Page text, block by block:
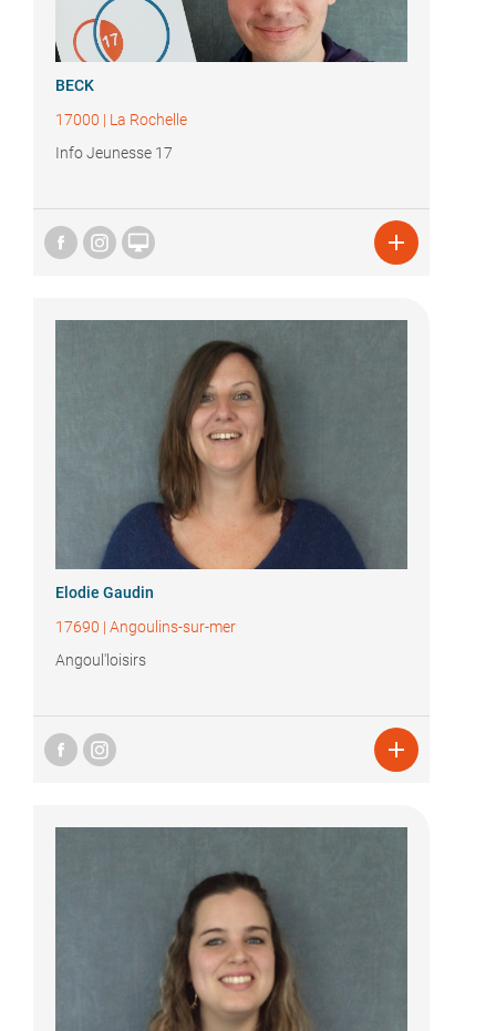
BECK
17000 | La Rochelle
Info Jeunesse 17
 
Elodie Gaudin
17690 | Angoulins-sur-mer
Angoul'loisirs
